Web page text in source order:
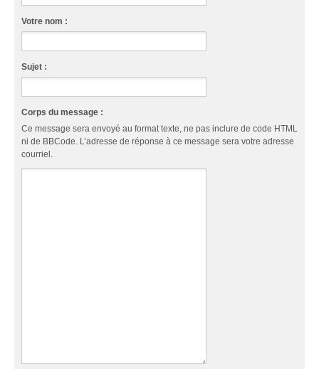
Votre nom :
Sujet :
Corps du message :
Ce message sera envoyé au format texte, ne pas inclure de code HTML
ni de BBCode. L’adresse de réponse à ce message sera votre adresse
courriel.